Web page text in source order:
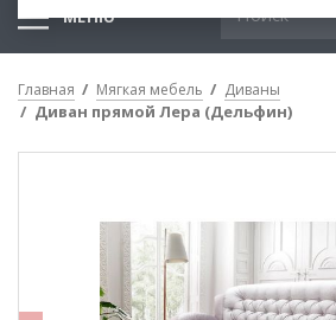
МЕНЮ
Главная Мягкая мебель Диваны
Диван прямой Лера (Дельфин)